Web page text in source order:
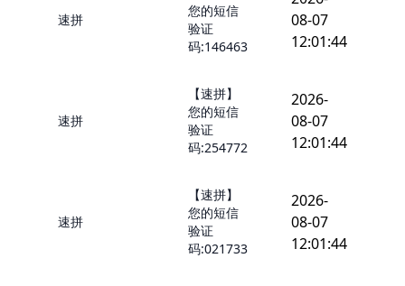
速拼
您的短信
验证
码:146463
08-07
12:01:44
速拼
【速拼】
您的短信
验证
码:254772
2026-
08-07
12:01:44
速拼
【速拼】
您的短信
验证
码:021733
2026-
08-07
12:01:44